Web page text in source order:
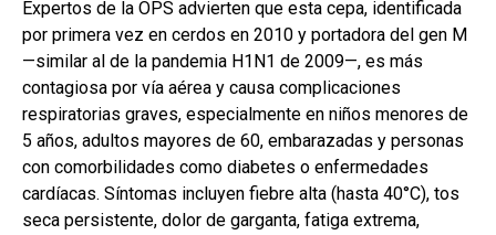
Expertos de la OPS advierten que esta cepa, identificada
por primera vez en cerdos en 2010 y portadora del gen M
—similar al de la pandemia H1N1 de 2009—, es más
contagiosa por vía aérea y causa complicaciones
respiratorias graves, especialmente en niños menores de
5 años, adultos mayores de 60, embarazadas y personas
con comorbilidades como diabetes o enfermedades
cardíacas. Síntomas incluyen fiebre alta (hasta 40°C), tos
seca persistente, dolor de garganta, fatiga extrema,